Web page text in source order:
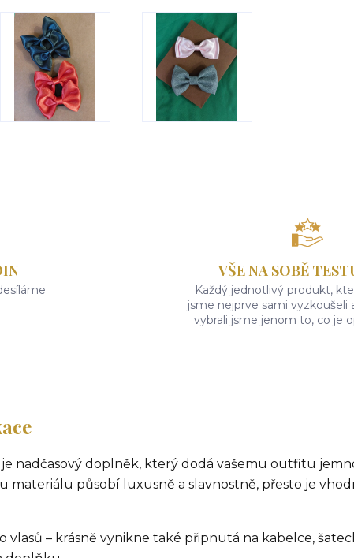
VŠE NA SOBĚ
Každý jednotlivý produkt,
jsme nejprve sami vyzkoušeli
vybrali jsme jenom to, co je
nadčasový doplněk, který dodá vašemu outfitu
materiálu působí luxusně a slavnostně, přesto je
vlasů – krásně vynikne také připnutá na kabelce,